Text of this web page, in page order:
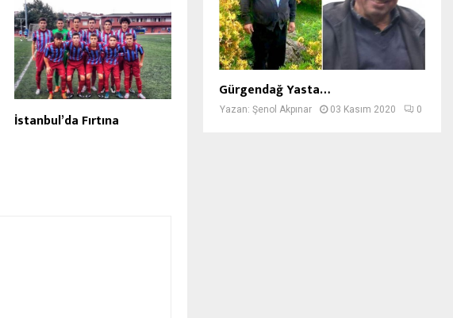
İstanbul’da Fırtına
Gürgendağ Yasta…
Yazan: Şenol Akpınar 03 Kasım 2020 0